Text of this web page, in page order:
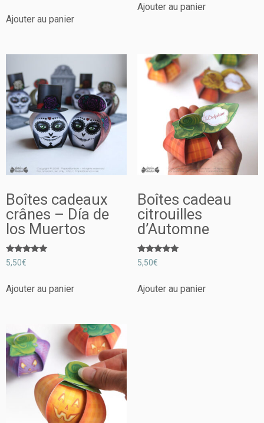
Ajouter au panier
Ajouter au panier
Boîtes cadeaux
crânes – Día de
los Muertos
Note
5.00
5,50€
Ajouter au panier
Boîtes cadeau
citrouilles
d’Automne
Note
5.00
5,50€
Ajouter au panier